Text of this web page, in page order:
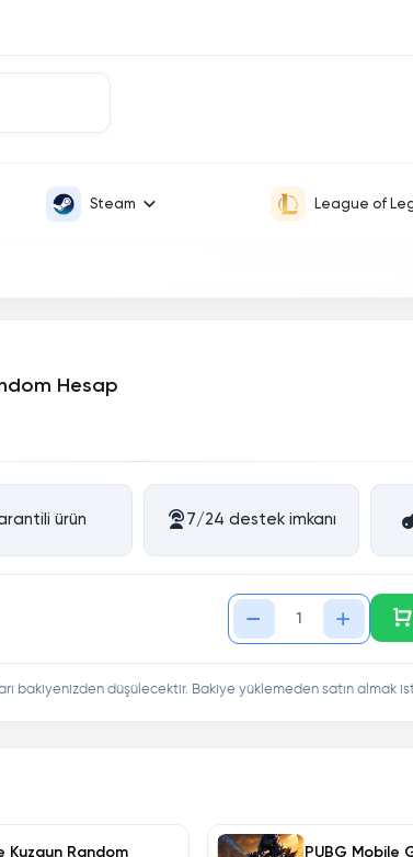
Steam League of
Hesap
ürün 7/24 destek imkanı
bakiyenizden düşülecektir. Bakiye yüklemeden satın almak
Kuzgun Random
PUBG Mobile